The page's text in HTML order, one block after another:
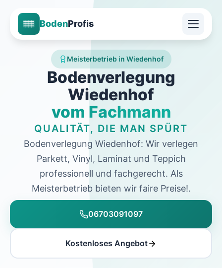
BodenProfis
Meisterbetrieb in Wiedenhof
Bodenverlegung
Wiedenhof
vom Fachmann
QUALITÄT, DIE MAN SPÜRT
Bodenverlegung Wiedenhof: Wir verlegen
Parkett, Vinyl, Laminat und Teppich
professionell und fachgerecht. Als
Meisterbetrieb bieten wir faire Preise!.
06703091097
Kostenloses Angebot